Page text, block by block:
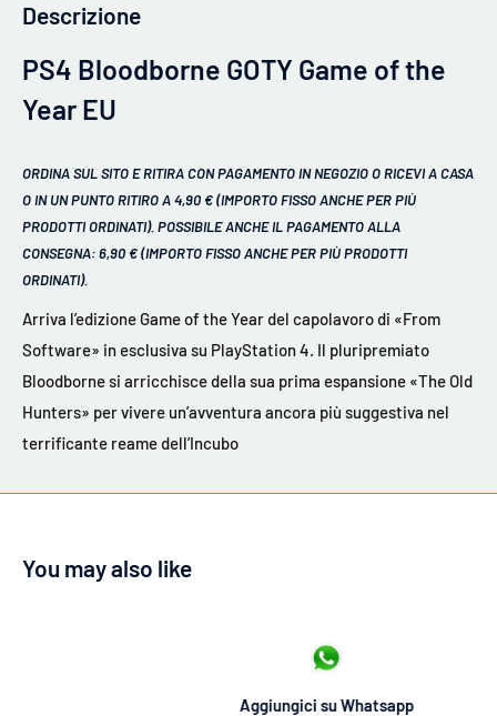
Descrizione
PS4 Bloodborne GOTY Game of the
Year EU
ORDINA SUL SITO E RITIRA CON PAGAMENTO IN NEGOZIO O RICEVI A CASA
O IN UN PUNTO RITIRO A 4,90 € (IMPORTO FISSO ANCHE PER PIÙ
PRODOTTI ORDINATI). POSSIBILE ANCHE IL PAGAMENTO ALLA
CONSEGNA: 6,90 € (IMPORTO FISSO ANCHE PER PIÙ PRODOTTI
ORDINATI).
Arriva l’edizione Game of the Year del capolavoro di «From
Software» in esclusiva su PlayStation 4. Il pluripremiato
Bloodborne si arricchisce della sua prima espansione «The Old
Hunters» per vivere un’avventura ancora più suggestiva nel
terrificante reame dell’Incubo
You may also like
Aggiungici su Whatsapp